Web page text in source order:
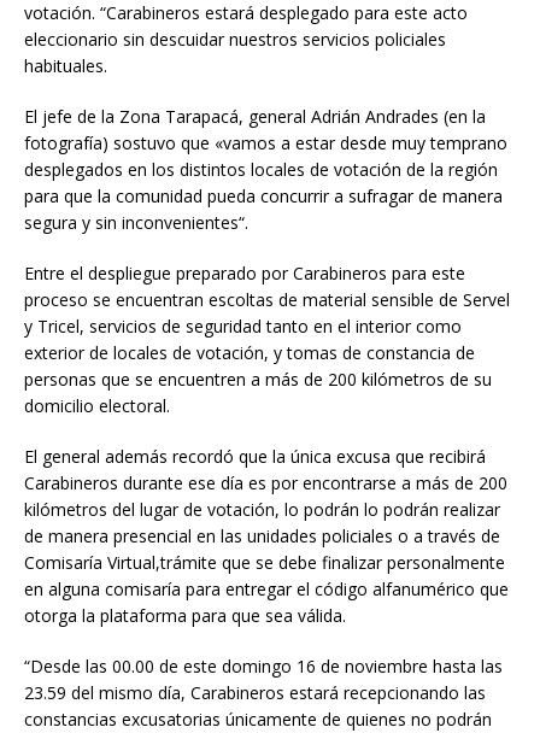
votación. “Carabineros estará desplegado para este acto
eleccionario sin descuidar nuestros servicios policiales
habituales.
El jefe de la Zona Tarapacá, general Adrián Andrades (en la
fotografía) sostuvo que «vamos a estar desde muy temprano
desplegados en los distintos locales de votación de la región
para que la comunidad pueda concurrir a sufragar de manera
segura y sin inconvenientes“.
Entre el despliegue preparado por Carabineros para este
proceso se encuentran escoltas de material sensible de Servel
y Tricel, servicios de seguridad tanto en el interior como
exterior de locales de votación, y tomas de constancia de
personas que se encuentren a más de 200 kilómetros de su
domicilio electoral.
El general además recordó que la única excusa que recibirá
Carabineros durante ese día es por encontrarse a más de 200
kilómetros del lugar de votación, lo podrán lo podrán realizar
de manera presencial en las unidades policiales o a través de
Comisaría Virtual,trámite que se debe finalizar personalmente
en alguna comisaría para entregar el código alfanumérico que
otorga la plataforma para que sea válida.
“Desde las 00.00 de este domingo 16 de noviembre hasta las
23.59 del mismo día, Carabineros estará recepcionando las
constancias excusatorias únicamente de quienes no podrán